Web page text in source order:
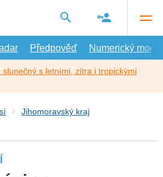
Předpověď Numerický model
slunečný s letními, zítra i tropickými
Jihomoravský kraj